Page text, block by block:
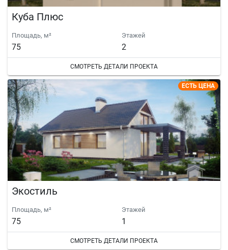
Куба Плюс
Площадь, м²
75
Этажей
2
СМОТРЕТЬ ДЕТАЛИ ПРОЕКТА
ЕСТЬ ЦЕНА
Экостиль
Площадь, м²
75
Этажей
1
СМОТРЕТЬ ДЕТАЛИ ПРОЕКТА